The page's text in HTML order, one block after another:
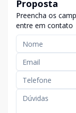
Proposta
Preencha os
entre em contato